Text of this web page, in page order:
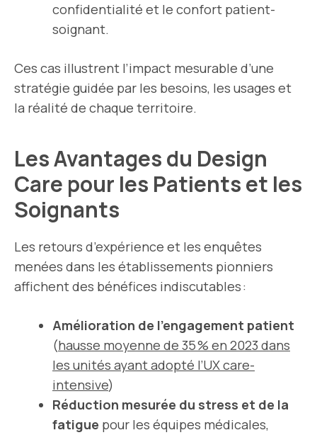
confidentialité et le confort patient-
soignant.
Ces cas illustrent l’impact mesurable d’une
stratégie guidée par les besoins, les usages et
la réalité de chaque territoire.
Les Avantages du Design
Care pour les Patients et les
Soignants
Les retours d’expérience et les enquêtes
menées dans les établissements pionniers
affichent des bénéfices indiscutables :
Amélioration de l’engagement patient
(hausse moyenne de 35 % en 2023 dans
les unités ayant adopté l’UX care-
intensive)
Réduction mesurée du stress et de la
fatigue pour les équipes médicales,